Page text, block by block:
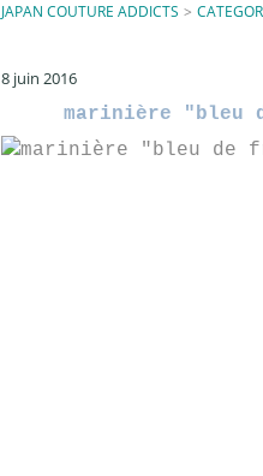
JAPAN COUTURE ADDICTS >
8 juin 2016
marinière "bleu